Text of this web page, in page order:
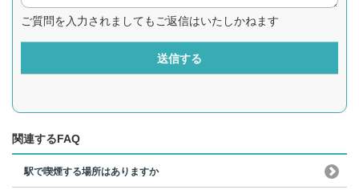
ご質問を入力されましてもご返信はいたしかねます
送信する
関連するFAQ
駅で喫煙する場所はありますか